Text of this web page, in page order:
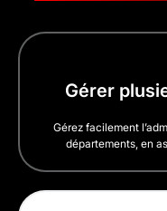
Gérer
Gérez facilement
départements, en